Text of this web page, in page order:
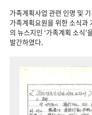
가족계획사업 관련 인명 및
가족계획요원을 위한 소식과
의 뉴스지인 ‘가족계획 소식
발간하였다.